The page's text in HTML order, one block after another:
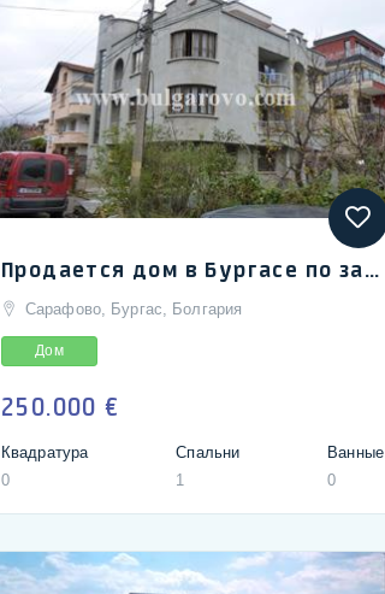
Продается дом в Бургасе по замечательной цене
Сарафово, Бургас, Болгария
Дом
250.000 €
Квадратура
0
Спальни
1
Ванные
0